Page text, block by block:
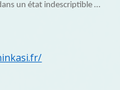
un état indescriptible …